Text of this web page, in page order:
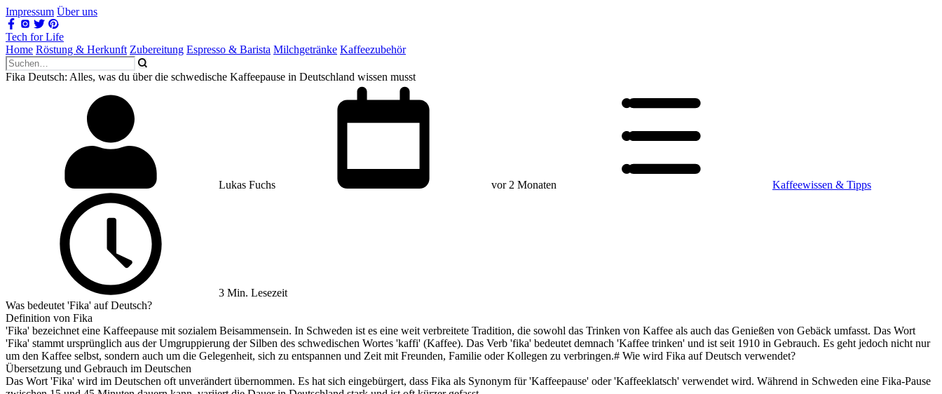
Impressum Über uns
Tech for Life
Home Röstung & Herkunft Zubereitung Espresso & Barista Milchgetränke Kaffeezubehör
Fika Deutsch: Alles, was du über die schwedische Kaffeepause in Deutschland wissen musst
Lukas Fuchs vor 2 Monaten Kaffeewissen & Tipps
3 Min. Lesezeit
Was bedeutet 'Fika' auf Deutsch?
Definition von Fika
'Fika' bezeichnet eine Kaffeepause mit sozialem Beisammensein. In Schweden ist es eine weit verbreitete Tradition, die sowohl das Trinken von Kaffee als auch das Genießen von Gebäck umfasst. Das Wort
'Fika' stammt ursprünglich aus der Umgruppierung der Silben des schwedischen Wortes 'kaffi' (Kaffee). Das Verb 'fika' bedeutet demnach 'Kaffee trinken' und ist seit 1910 in Gebrauch. Es geht jedoch nicht nur
um den Kaffee selbst, sondern auch um die Gelegenheit, sich zu entspannen und Zeit mit Freunden, Familie oder Kollegen zu verbringen.# Wie wird Fika auf Deutsch verwendet?
Übersetzung und Gebrauch im Deutschen
Das Wort 'Fika' wird im Deutschen oft unverändert übernommen. Es hat sich eingebürgert, dass Fika als Synonym für 'Kaffeepause' oder 'Kaffeeklatsch' verwendet wird. Während in Schweden eine Fika-Pause